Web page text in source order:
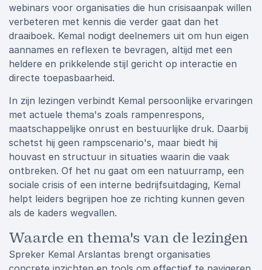
webinars voor organisaties die hun crisisaanpak willen
verbeteren met kennis die verder gaat dan het
draaiboek. Kemal nodigt deelnemers uit om hun eigen
aannames en reflexen te bevragen, altijd met een
heldere en prikkelende stijl gericht op interactie en
directe toepasbaarheid.
In zijn lezingen verbindt Kemal persoonlijke ervaringen
met actuele thema's zoals rampenrespons,
maatschappelijke onrust en bestuurlijke druk. Daarbij
schetst hij geen rampscenario's, maar biedt hij
houvast en structuur in situaties waarin die vaak
ontbreken. Of het nu gaat om een natuurramp, een
sociale crisis of een interne bedrijfsuitdaging, Kemal
helpt leiders begrijpen hoe ze richting kunnen geven
als de kaders wegvallen.
Waarde en thema's van de lezingen
Spreker Kemal Arslantas brengt organisaties